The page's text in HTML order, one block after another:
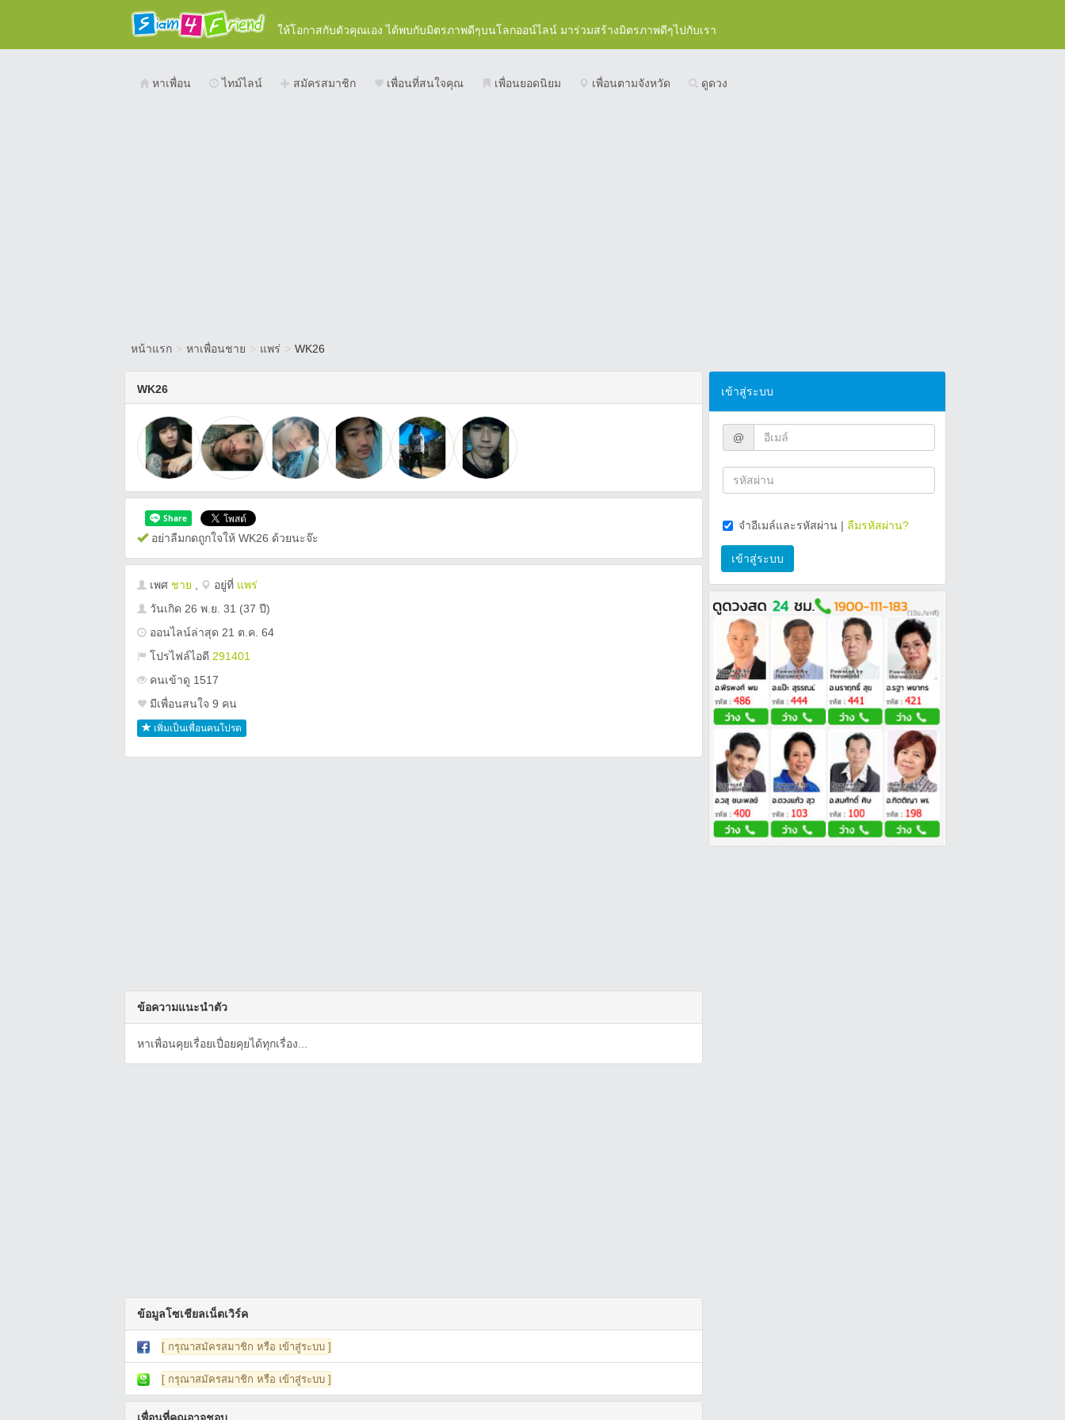
ให้โอกาสกับตัวคุณเอง ได้พบกับมิตรภาพดีๆบนโลกออน์ไลน์ มาร่วมสร้างมิตรภาพดีๆไปกับเรา
หาเพื่อน ไทม์ไลน์ สมัครสมาชิก เพื่อนที่สนใจคุณ เพื่อนยอดนิยม เพื่อนตามจังหวัด ดูดวง
หน้าแรก > หาเพื่อนชาย > แพร่ > WK26
WK26
อย่าลืมกดถูกใจให้ WK26 ด้วยนะจ๊ะ
เพศ ชาย อยู่ที่ แพร่
วันเกิด 26 พ.ย. 31 (37 ปี)
ออนไลน์ล่าสุด 21 ต.ค. 64
โปรไฟล์ไอดี 291401
คนเข้าดู 1517
มีเพื่อนสนใจ 9 คน
เพิ่มเป็นเพื่อนคนโปรด
ข้อความแนะนำตัว
หาเพื่อนคุยเรื่อยเปื่อยคุยได้ทุกเรื่อง...
ข้อมูลโซเชียลเน็ตเวิร์ค
[ กรุณาสมัครสมาชิก หรือ เข้าสู่ระบบ ]
[ กรุณาสมัครสมาชิก หรือ เข้าสู่ระบบ ]
เข้าสู่ระบบ
@
จำอีเมล์และรหัสผ่าน | ลืมรหัสผ่าน?
เข้าสู่ระบบ